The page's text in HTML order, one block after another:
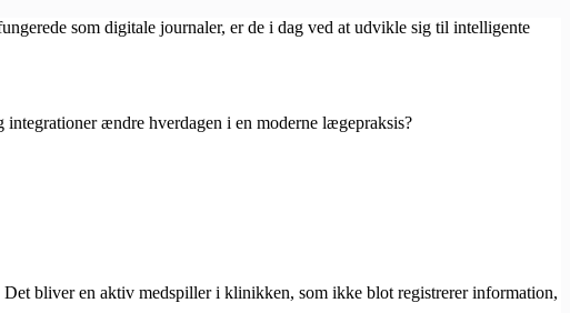
som digitale journaler, er de i dag ved at udvikle sig til intelligente
ændre hverdagen i en moderne lægepraksis?
bliver en aktiv medspiller i klinikken, som ikke blot registrerer information,